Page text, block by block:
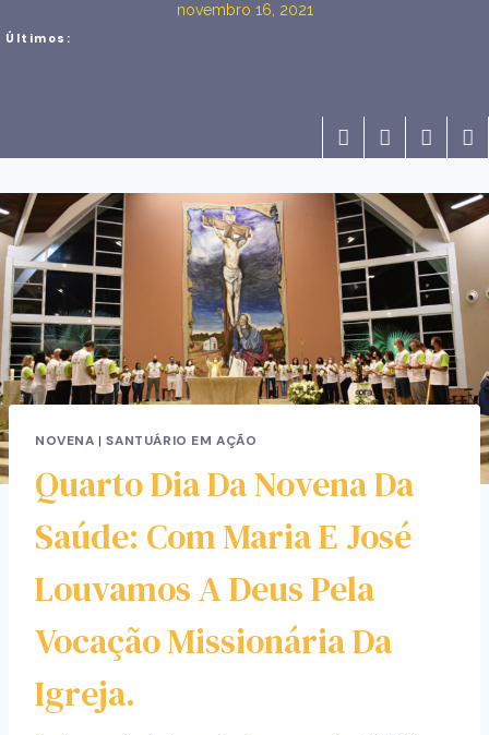
novembro 16, 2021
Últimos:
NOVENA |SANTUÁRIO EM AÇÃO
Quarto Dia Da Novena Da
Saúde: Com Maria E José
Louvamos A Deus Pela
Vocação Missionária Da
Igreja.